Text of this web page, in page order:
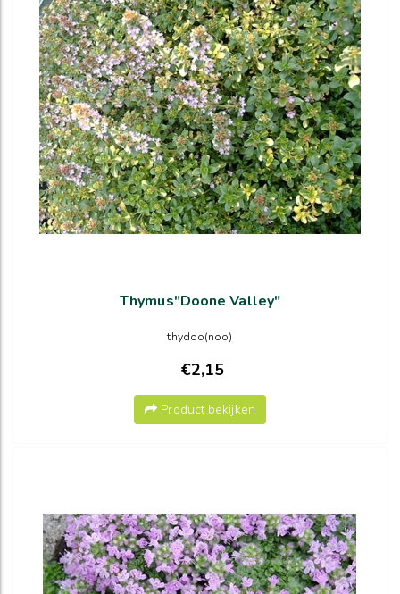
Thymus"Doone Valley"
thydoo(noo)
€2,15
Product bekijken